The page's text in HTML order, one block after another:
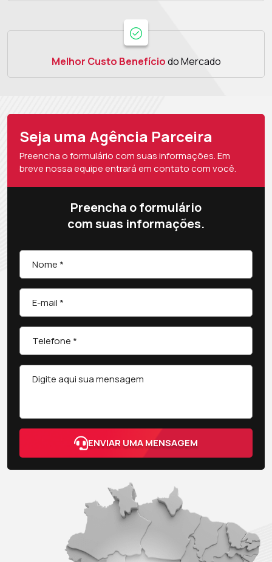
Melhor Custo Benefíciodo Mercado
Seja uma Agência Parceira
Preencha o formulário com suas informações. Em
breve nossa equipe entrará em contato com você.
Preencha o formulário
com suas informações.
ENVIAR UMA MENSAGEM